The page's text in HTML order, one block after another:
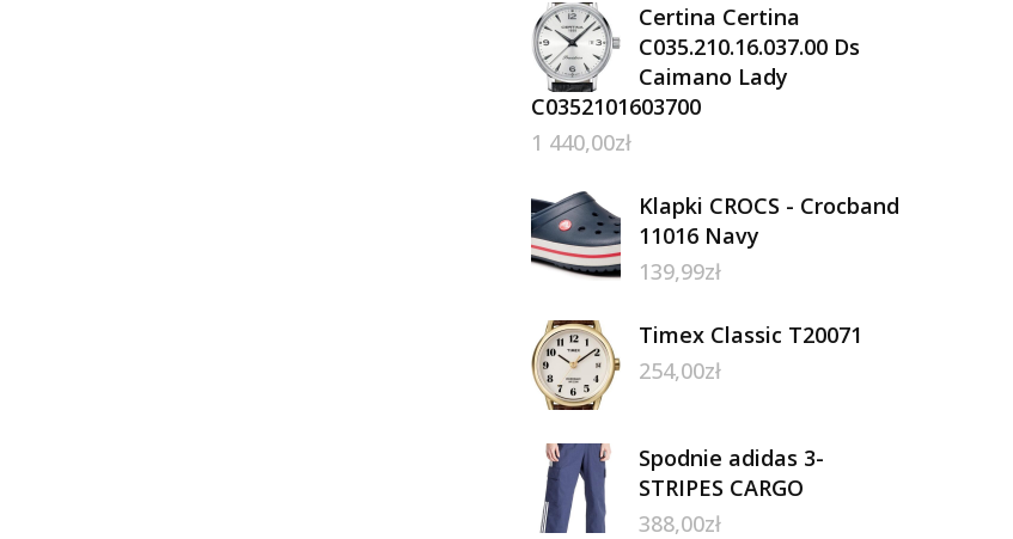
Certina Certina
C035.210.16.037.00 Ds
Caimano Lady
C0352101603700
1 440,00zł
Klapki CROCS - Crocband
11016 Navy
139,99zł
Timex Classic T20071
254,00zł
Spodnie adidas 3-
STRIPES CARGO
388,00zł